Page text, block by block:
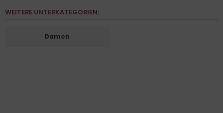
WEITERE UNTERKATEGORIEN:
Damen